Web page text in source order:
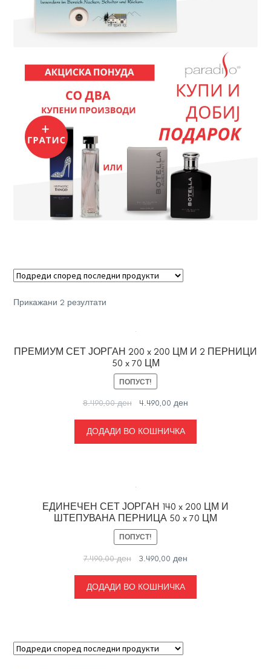
Прикажани 2 резултати
ПРЕМИУМ СЕТ ЈОРГАН 200 x 200 ЦМ И 2 ПЕРНИЦИ
50 x 70 ЦМ
ПОПУСТ!
8.490,00ден
Original
was:
8.490,00 ден.
4.490,00ден
4.490,00 ден.
ДОДАДИ ВО КОШНИЧКА
ЕДИНЕЧЕН СЕТ ЈОРГАН 140 x 200 ЦМ И
ШТЕПУВАНА ПЕРНИЦА 50 x 70 ЦМ
ПОПУСТ!
7.490,00ден
Original
was:
7.490,00 ден.
3.490,00ден
3.490,00 ден.
ДОДАДИ ВО КОШНИЧКА